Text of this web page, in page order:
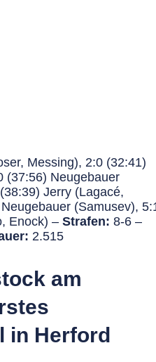
Messing), 2:0 (32:41)
(37:56) Neugebauer
Jerry (Lagacé,
(Samusev),
Enock) – Strafen: 8-6 –
2.515
am
in Herford